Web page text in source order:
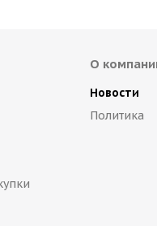
О
Новости
Политика